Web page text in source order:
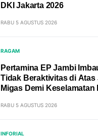
DKI Jakarta 2026
RABU 5 AGUSTUS 2026
RAGAM
Pertamina EP Jambi
Tidak Beraktivitas di Atas
Migas Demi Keselamatan
RABU 5 AGUSTUS 2026
INFORIAL